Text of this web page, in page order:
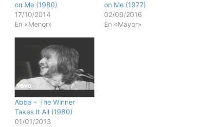
on Me (1980)
17/10/2014
En «Menor»
on Me (1977)
02/09/2016
En «Mayor»
Abba – The Winner
Takes It All (1980)
01/01/2013